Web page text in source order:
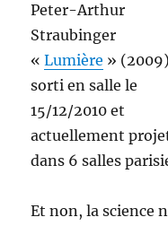
Peter-Arthur
Straubinger
«Lumière » (2009)
sorti en salle le
15/12/2010 et
actuellement
dans 6 salles
Et non, la science